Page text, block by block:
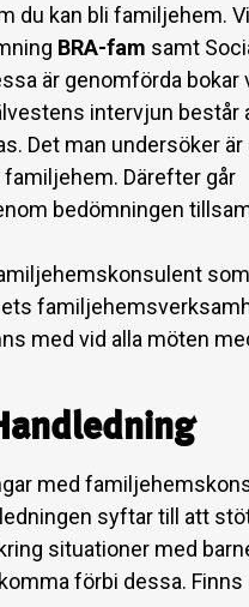
du kan bli familjehem.
BRA-fam samt
är genomförda bokar
intervjun består
Det man undersöker
Därefter går
bedömningen
med vid alla möten
med
syftar till att
situationer med
förbi dessa. Finns